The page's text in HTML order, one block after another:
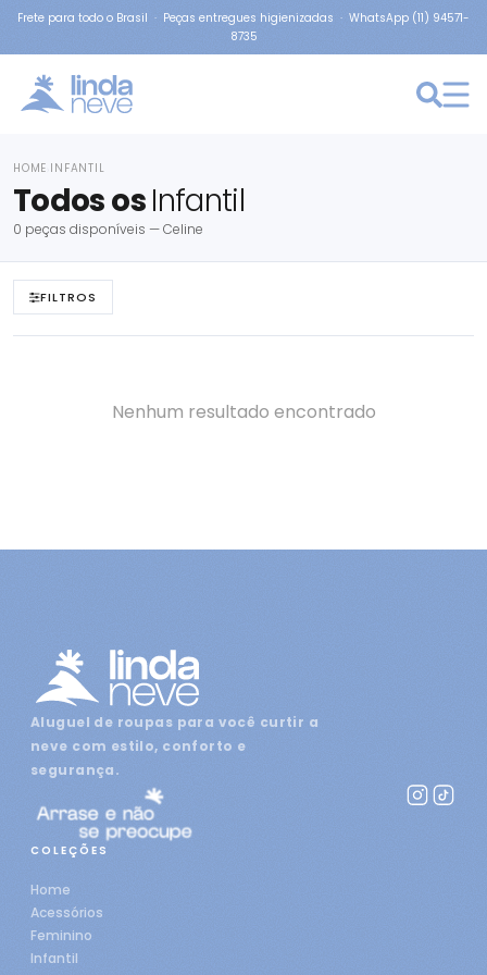
Frete para todo o Brasil · Peças entregues higienizadas · WhatsApp (11) 94571-
8735
HOME INFANTIL
Todos osInfantil
0 peças disponíveis — Celine
FILTROS
Nenhum resultado encontrado
Aluguel de roupas para você curtir a
neve com estilo, conforto e
segurança.
COLEÇÕES
Home
Acessórios
Feminino
Infantil